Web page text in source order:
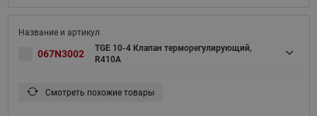
067N3002
TGE 10-4 Клапан терморегулирующий,
R410A
Смотреть похожие товары